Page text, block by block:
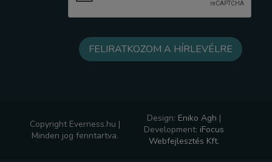
Copyright Everness.hu |
Minden jog fenntartva.
Design: Eniko Agh |
Development: iFocus
Webfejlesztés Kft.